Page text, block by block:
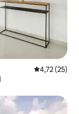
4,72 de uma
4,72 (25)